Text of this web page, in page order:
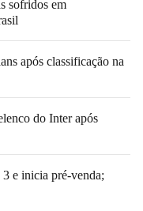
sofridos em
após classificação na
do Inter após
e inicia pré-venda;